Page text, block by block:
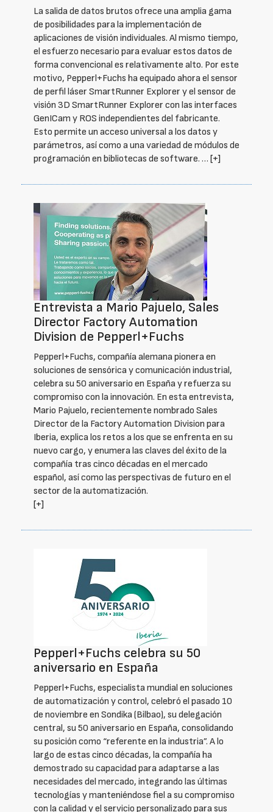
La salida de datos brutos ofrece una amplia gama
de posibilidades para la implementación de
aplicaciones de visión individuales. Al mismo tiempo,
el esfuerzo necesario para evaluar estos datos de
forma convencional es relativamente alto. Por este
motivo, Pepperl+Fuchs ha equipado ahora el sensor
de perfil láser SmartRunner Explorer y el sensor de
visión 3D SmartRunner Explorer con las interfaces
GenICam y ROS independientes del fabricante.
Esto permite un acceso universal a los datos y
parámetros, así como a una variedad de módulos de
programación en bibliotecas de software. … [+]
Entrevista a Mario Pajuelo, Sales
Director Factory Automation
Division de Pepperl+Fuchs
Pepperl+Fuchs, compañía alemana pionera en
soluciones de sensórica y comunicación industrial,
celebra su 50 aniversario en España y refuerza su
compromiso con la innovación. En esta entrevista,
Mario Pajuelo, recientemente nombrado Sales
Director de la Factory Automation Division para
Iberia, explica los retos a los que se enfrenta en su
nuevo cargo, y enumera las claves del éxito de la
compañía tras cinco décadas en el mercado
español, así como las perspectivas de futuro en el
sector de la automatización.
[+]
Pepperl+Fuchs celebra su 50
aniversario en España
Pepperl+Fuchs, especialista mundial en soluciones
de automatización y control, celebró el pasado 10
de noviembre en Sondika (Bilbao), su delegación
central, su 50 aniversario en España, consolidando
su posición como “referente en la industria”. A lo
largo de estas cinco décadas, la compañía ha
demostrado su capacidad para adaptarse a las
necesidades del mercado, integrando las últimas
tecnologías y manteniéndose fiel a su compromiso
con la calidad y el servicio personalizado para sus